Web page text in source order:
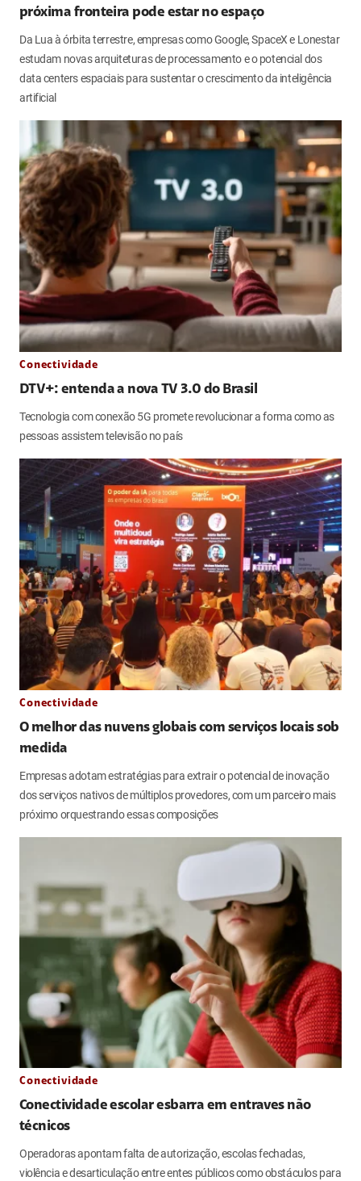
próxima fronteira pode estar no espaço
Da Lua à órbita terrestre, empresas como Google, SpaceX e Lonestar
estudam novas arquiteturas de processamento e o potencial dos
data centers espaciais para sustentar o crescimento da inteligência
artificial
Conectividade
DTV+: entenda a nova TV 3.0 do Brasil
Tecnologia com conexão 5G promete revolucionar a forma como as
pessoas assistem televisão no país
Conectividade
O melhor das nuvens globais com serviços locais sob
medida
Empresas adotam estratégias para extrair o potencial de inovação
dos serviços nativos de múltiplos provedores, com um parceiro mais
próximo orquestrando essas composições
Conectividade
Conectividade escolar esbarra em entraves não
técnicos
Operadoras apontam falta de autorização, escolas fechadas,
violência e desarticulação entre entes públicos como obstáculos para